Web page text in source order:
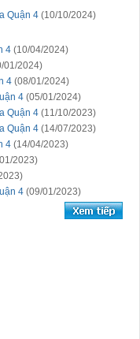
Quận 4(10/10/2024)
4(10/04/2024)
01/2024)
4(08/01/2024)
4(05/01/2024)
Quận 4(11/10/2023)
Quận 4(14/07/2023)
4(14/04/2023)
2023)
4(09/01/2023)